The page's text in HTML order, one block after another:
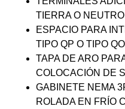
TIERRA O
ESPACIO PARA
TIPO QP O TIPO
TAPA DE ARO
COLOCACIÓN DE
GABINETE NEMA
ROLADA EN FRÍO